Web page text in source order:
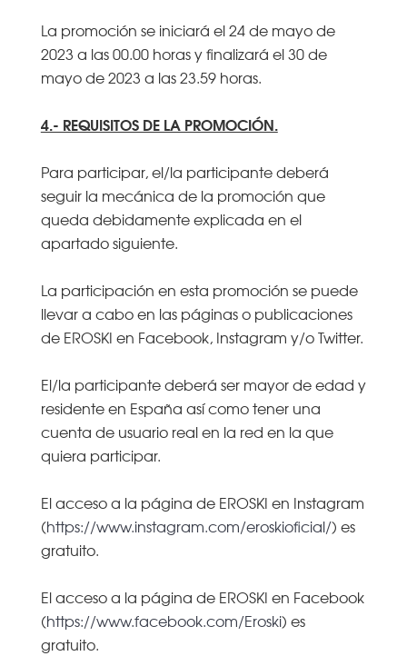
La promoción se iniciará el 24 de mayo de
2023 a las 00.00 horas y finalizará el 30 de
mayo de 2023 a las 23.59 horas.
4.- REQUISITOS DE LA PROMOCIÓN.
Para participar, el/la participante deberá
seguir la mecánica de la promoción que
queda debidamente explicada en el
apartado siguiente.
La participación en esta promoción se puede
llevar a cabo en las páginas o publicaciones
de EROSKI en Facebook, Instagram y/o Twitter.
El/la participante deberá ser mayor de edad y
residente en España así como tener una
cuenta de usuario real en la red en la que
quiera participar.
El acceso a la página de EROSKI en Instagram
(https://www.instagram.com/eroskioficial/) es
gratuito.
El acceso a la página de EROSKI en Facebook
(https://www.facebook.com/Eroski) es
gratuito.